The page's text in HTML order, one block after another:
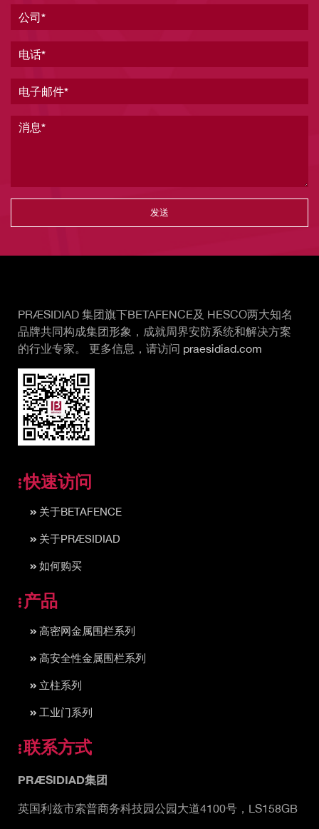
公司
电话
电子邮件
消息
PRÆSIDIAD 集团旗下BETAFENCE及 HESCO两大知名
品牌共同构成集团形象，成就周界安防系统和解决方案
的行业专家。 更多信息，请访问 praesidiad.com
快速访问
关于BETAFENCE
关于PRÆSIDIAD
如何购买
产品
高密网金属围栏系列
高安全性金属围栏系列
立柱系列
工业门系列
联系方式
PRÆSIDIAD集团
英国利兹市索普商务科技园公园大道4100号，LS158GB